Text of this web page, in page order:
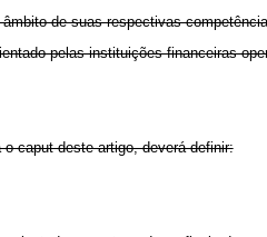
de suas respectivas
pelas instituições financeiras
caput deste artigo, deverá definir: